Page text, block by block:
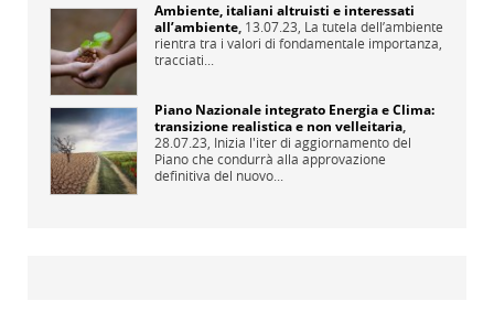
Ambiente, italiani altruisti e interessati
all’ambiente, 13.07.23, La tutela dell’ambiente
rientra tra i valori di fondamentale importanza,
tracciati...
Piano Nazionale integrato Energia e Clima:
transizione realistica e non velleitaria,
28.07.23, Inizia l'iter di aggiornamento del
Piano che condurrà alla approvazione
definitiva del nuovo...